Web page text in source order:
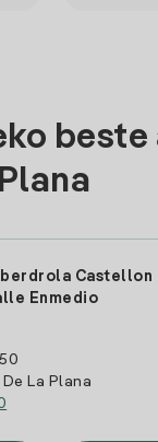
Plana
Castellon
Enmedio
De La Plana